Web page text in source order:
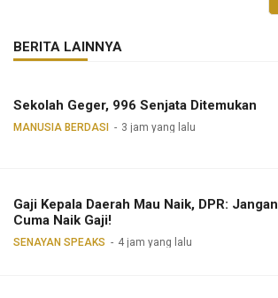
BERITA LAINNYA
Sekolah Geger, 996 Senjata Ditemukan
MANUSIA BERDASI 3 jam yang lalu
Gaji Kepala Daerah Mau Naik, DPR: Jangan
Cuma Naik Gaji!
SENAYAN SPEAKS 4 jam yang lalu